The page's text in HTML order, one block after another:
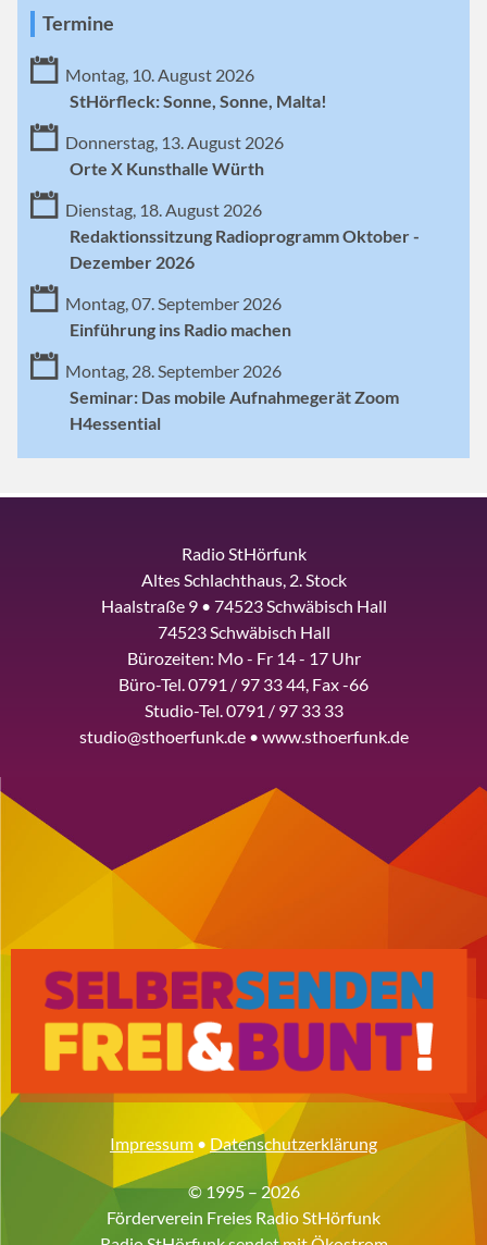
Termine
Montag, 10. August 2026
StHörfleck: Sonne, Sonne, Malta!
Donnerstag, 13. August 2026
Orte X Kunsthalle Würth
Dienstag, 18. August 2026
Redaktionssitzung Radioprogramm Oktober -
Dezember 2026
Montag, 07. September 2026
Einführung ins Radio machen
Montag, 28. September 2026
Seminar: Das mobile Aufnahmegerät Zoom
H4essential
Radio StHörfunk
Altes Schlachthaus, 2. Stock
Haalstraße 9 • 74523 Schwäbisch Hall
74523 Schwäbisch Hall
Bürozeiten: Mo - Fr 14 - 17 Uhr
Büro-Tel. 0791 / 97 33 44, Fax -66
Studio-Tel. 0791 / 97 33 33
studio@sthoerfunk.de • www.sthoerfunk.de
Impressum • Datenschutzerklärung
© 1995 – 2026
Förderverein Freies Radio StHörfunk